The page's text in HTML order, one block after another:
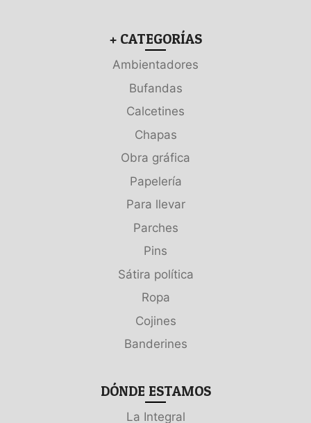
+ CATEGORÍAS
Ambientadores
Bufandas
Calcetines
Chapas
Obra gráfica
Papelería
Para llevar
Parches
Pins
Sátira política
Ropa
Cojines
Banderines
DÓNDE ESTAMOS
La Integral